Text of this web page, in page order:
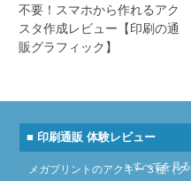
不要！スマホから作れるアク
スタ作成レビュー【印刷の通
販グラフィック】
■ 印刷通販 体験レビュー
» すべてを見る
メガプリントのアクキー３種（ク